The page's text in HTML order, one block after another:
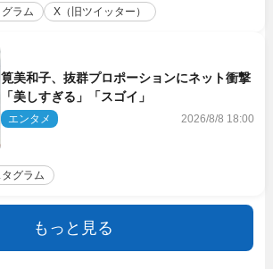
ラム X（旧ツイッター）
筧美和子、抜群プロポーションにネット衝撃
「美しすぎる」「スゴイ」
エンタメ 2026/8/8 18:00
グラム
もっと見る